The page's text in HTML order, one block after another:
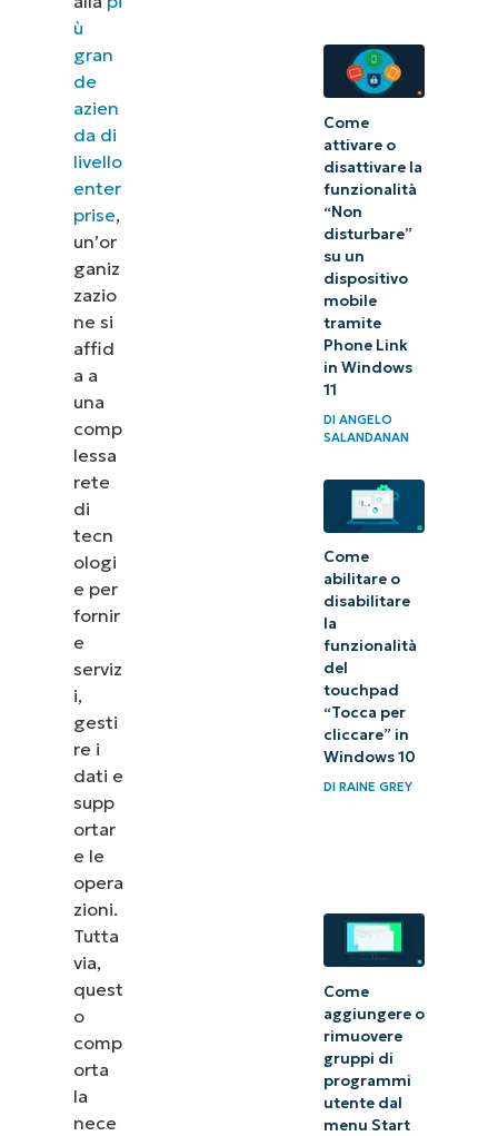
ù
gran
de
azien
da di
livello
enter
prise,
un’or
ganiz
zazio
ne si
affid
a a
una
comp
lessa
rete
di
tecn
ologi
e per
fornir
e
serviz
i,
gesti
re i
dati e
supp
ortar
e le
opera
zioni.
Tutta
via,
quest
o
comp
orta
la
nece
Come
attivare o
disattivare la
funzionalità
“Non
disturbare”
su un
dispositivo
mobile
tramite
Phone Link
in Windows
11
DIANGELO
SALANDANAN
Come
abilitare o
disabilitare
la
funzionalità
del
touchpad
“Tocca per
cliccare” in
Windows 10
DIRAINE GREY
Come
aggiungere o
rimuovere
gruppi di
programmi
utente dal
menu Start